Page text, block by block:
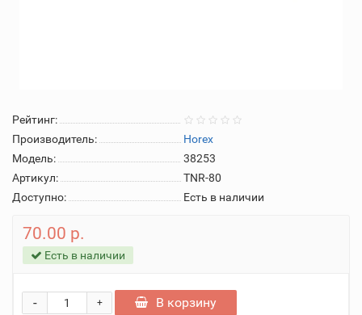
Рейтинг:
Производитель:
Horex
Модель:
38253
Артикул:
TNR-80
Доступно:
Есть в наличии
70.00 р.
Есть в наличии
+
- В корзину